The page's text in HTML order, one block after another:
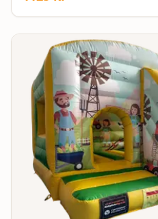
designad med säkerheten i
väggar och stabila
upplevelse. Låt barnen
och glädjefyllt sätt!